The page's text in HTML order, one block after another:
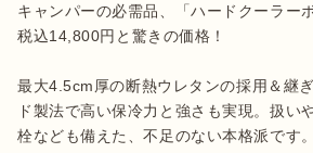
キャンパーの必需品、「ハードクーラー
税込14,800円と驚きの価格！
最大4.5cm厚の断熱ウレタンの採用＆継
ド製法で高い保冷力と強さも実現。扱い
栓なども備えた、不足のない本格派です。